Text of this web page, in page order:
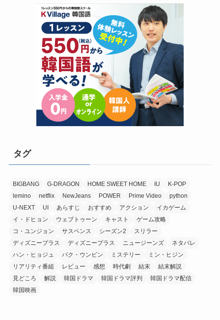
タグ
BIGBANG G-DRAGON HOME SWEET HOME IU
K-POP
lemino
netflix NewJeans POWER Prime Video
python
U-NEXT
UI あらすじ おすすめ アクション
イカゲーム
イ・ドヒョン
ウェブトゥーン キャスト
ゲーム攻略
コ・ユンジョン
サスペンス シーズン2
スリラー
ディズニープラス
ディズニープラス ニュージーンズ
ネタバレ
ハン・ヒョジュ
パク・ウンビン ミステリー
ミン・ヒジン
リアリティ番組
レビュー 感想 時代劇 結末
結末解説
見どころ
解説 韓国ドラマ 韓国ドラマ評判
韓国ドラマ配信
韓国映画